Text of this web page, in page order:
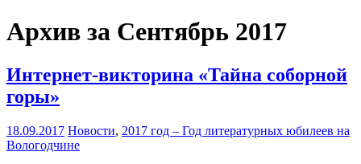
Архив за Сентябрь 2017
Интернет-викторина «Тайна соборной
горы»
18.09.2017 Новости, 2017 год – Год литературных юбилеев на
Вологодчине